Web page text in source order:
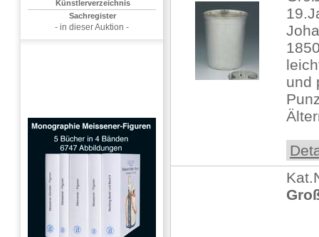
Künstlerverzeichnis
Sachregister
- in dieser Auktion -
und